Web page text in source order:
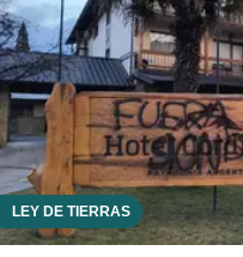
LEY DE TIERRAS